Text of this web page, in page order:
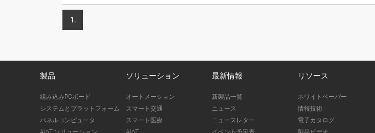
1.
製品
組み込みPCボード
システムとプラットフォーム
パネルコンピュータ
ソリューション
オートメーション
スマート交通
スマート医療
最新情報
新製品一覧
ニュース
ニュースレター
リソース
ホワイトペーパー
情報技術
電子カタログ